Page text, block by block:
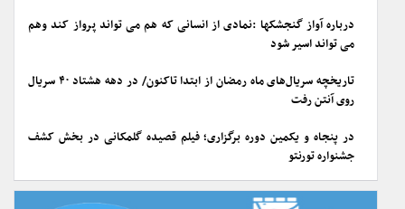
درباره آواز گنجشکها :نمادی از انسانی که هم می تواند پرواز کند وهم
می تواند اسیر شود
تاریخچه سریال‌های ماه رمضان از ابتدا تاکنون/ در دهه هشتاد ۴۰ سریال
روی آنتن رفت
در پنجاه و یکمین دوره برگزاری؛ فیلم قصیده گلمکانی در بخش کشف
جشنواره تورنتو